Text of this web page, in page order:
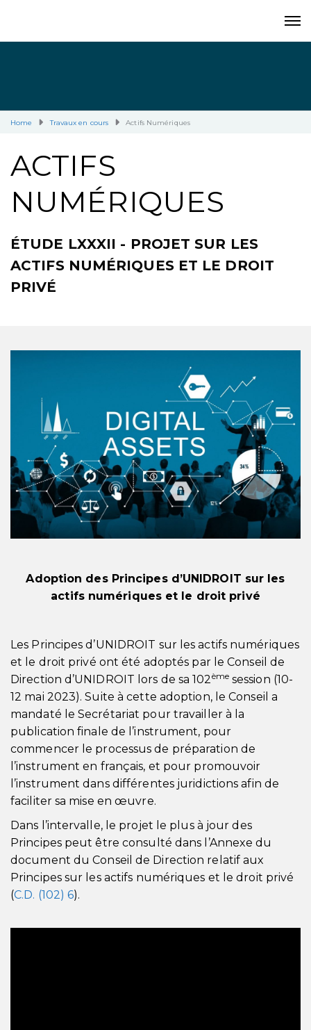
Home Travaux en cours Actifs Numériques
ACTIFS
NUMÉRIQUES
ÉTUDE LXXXII - PROJET SUR LES
ACTIFS NUMÉRIQUES ET LE DROIT
PRIVÉ
Adoption des Principes d’UNIDROIT sur les
actifs numériques et le droit privé
Les Principes d’UNIDROIT sur les actifs numériques
et le droit privé ont été adoptés par le Conseil de
Direction d’UNIDROIT lors de sa 102 èmesession (10-
12 mai 2023). Suite à cette adoption, le Conseil a
mandaté le Secrétariat pour travailler à la
publication finale de l’instrument, pour
commencer le processus de préparation de
l’instrument en français, et pour promouvoir
l’instrument dans différentes juridictions afin de
faciliter sa mise en œuvre.
Dans l’intervalle, le projet le plus à jour des
Principes peut être consulté dans l’Annexe du
document du Conseil de Direction relatif aux
Principes sur les actifs numériques et le droit privé
(C.D. (102) 6).